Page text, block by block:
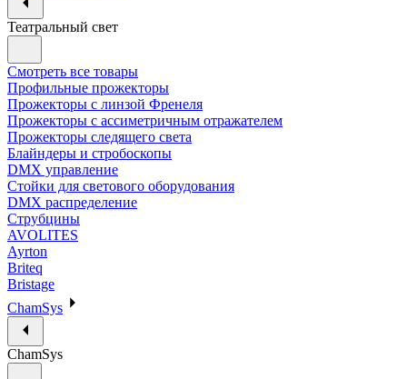
Театральный свет
Смотреть все товары
Профильные прожекторы
Прожекторы с линзой Френеля
Прожекторы с ассиметричным отражателем
Прожекторы следящего света
Блайндеры и стробоскопы
DMX управление
Стойки для светового оборудования
DMX распределение
Струбцины
AVOLITES
Ayrton
Briteq
Bristage
ChamSys
ChamSys